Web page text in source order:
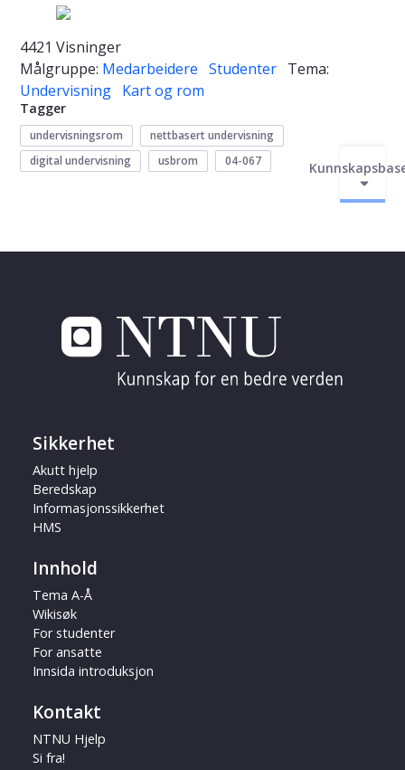
4421 Visninger
Målgruppe: Medarbeidere Studenter Tema:
Undervisning Kart og rom
Tagger
undervisningsrom
nettbasert undervisning
digital undervisning
usbrom 04-067
Sikkerhet
Akutt hjelp
Beredskap
Informasjonssikkerhet
HMS
Innhold
Tema A-Å
Wikisøk
For studenter
For ansatte
Innsida introduksjon
Kontakt
NTNU Hjelp
Si fra!